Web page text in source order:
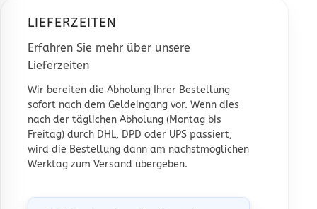
LIEFERZEITEN
Erfahren Sie mehr über unsere
Lieferzeiten
Wir bereiten die Abholung Ihrer Bestellung
sofort nach dem Geldeingang vor. Wenn dies
nach der täglichen Abholung (Montag bis
Freitag) durch DHL, DPD oder UPS passiert,
wird die Bestellung dann am nächstmöglichen
Werktag zum Versand übergeben.